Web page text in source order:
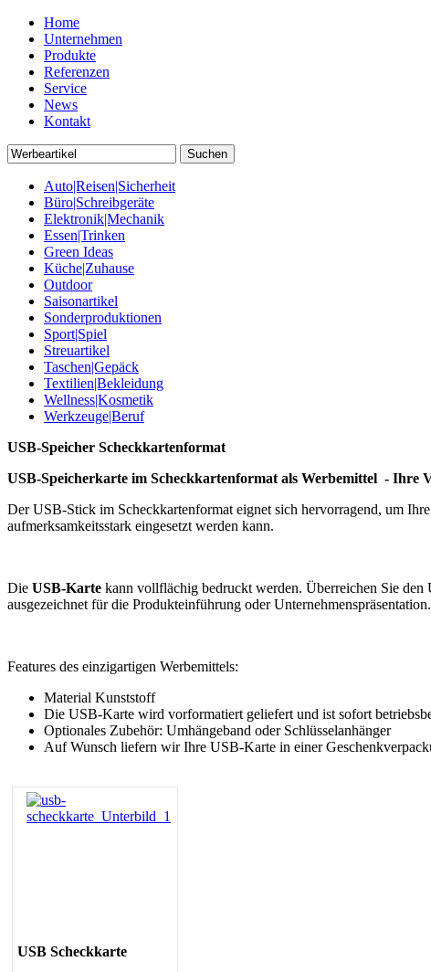
Home
Unternehmen
Produkte
Referenzen
Service
News
Kontakt
Auto|Reisen|Sicherheit
Büro|Schreibgeräte
Elektronik|Mechanik
Essen|Trinken
Green Ideas
Küche|Zuhause
Outdoor
Saisonartikel
Sonderproduktionen
Sport|Spiel
Streuartikel
Taschen|Gepäck
Textilien|Bekleidung
Wellness|Kosmetik
Werkzeuge|Beruf
USB-Speicher Scheckkartenformat
USB-Speicherkarte im Scheckkartenformat als Werbemittel - Ihre
Der USB-Stick im Scheckkartenformat eignet sich hervorragend, um
aufmerksamkeitsstark eingesetzt werden kann.
Die USB-Karte kann vollflächig bedruckt werden. Überreichen Sie
ausgezeichnet für die Produkteinführung oder
Features des einzigartigen Werbemittels:
Material Kunststoff
Die USB-Karte wird vorformatiert geliefert und ist sofort
Optionales Zubehör: Umhängeband oder Schlüsselanhänger
Auf Wunsch liefern wir Ihre USB-Karte in einer
USB Scheckkarte